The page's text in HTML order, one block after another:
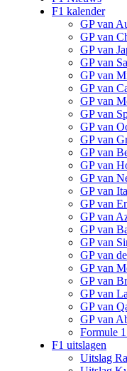
F1 kalender
GP van
GP van
GP van
GP van
GP van
GP van
GP van
GP van
GP van
GP van
GP van
GP van
GP van
GP van
GP van
GP van
GP van
GP van
GP van
GP van
GP van
GP van
GP van
GP van
Formule
F1 uitslagen
Uitslag